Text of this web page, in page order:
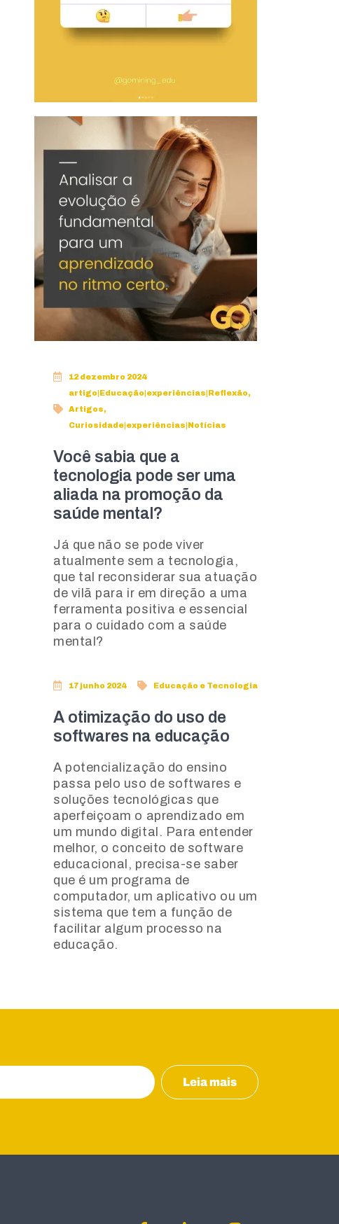
12 dezembro 2024
artigo|Educação|experiências|Reflexão,
Artigos,
Curiosidade|experiências|Notícias
Você sabia que a
tecnologia pode ser uma
aliada na promoção da
saúde mental?
Já que não se pode viver
atualmente sem a tecnologia,
que tal reconsiderar sua atuação
de vilã para ir em direção a uma
ferramenta positiva e essencial
para o cuidado com a saúde
mental?
17 junho 2024 Educação e Tecnologia
A otimização do uso de
softwares na educação
A potencialização do ensino
passa pelo uso de softwares e
soluções tecnológicas que
aperfeiçoam o aprendizado em
um mundo digital. Para entender
melhor, o conceito de software
educacional, precisa-se saber
que é um programa de
computador, um aplicativo ou um
sistema que tem a função de
facilitar algum processo na
educação.
Leia mais